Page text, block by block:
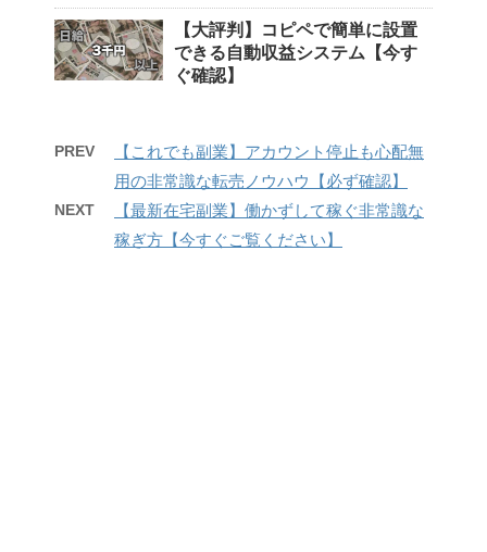
【大評判】コピペで簡単に設置
できる自動収益システム【今す
ぐ確認】
PREV
【これでも副業】アカウント停止も心配無
用の非常識な転売ノウハウ【必ず確認】
NEXT
【最新在宅副業】働かずして稼ぐ非常識な
稼ぎ方【今すぐご覧ください】